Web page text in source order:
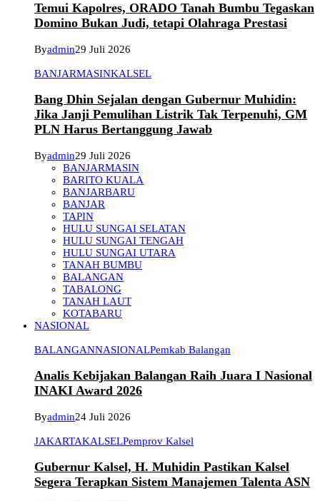
Temui Kapolres, ORADO Tanah Bumbu Tegaskan
Domino Bukan Judi, tetapi Olahraga Prestasi
Byadmin29 Juli 2026
BANJARMASINKALSEL
Bang Dhin Sejalan dengan Gubernur Muhidin:
Jika Janji Pemulihan Listrik Tak Terpenuhi, GM
PLN Harus Bertanggung Jawab
Byadmin29 Juli 2026
BANJARMASIN
BARITO KUALA
BANJARBARU
BANJAR
TAPIN
HULU SUNGAI SELATAN
HULU SUNGAI TENGAH
HULU SUNGAI UTARA
TANAH BUMBU
BALANGAN
TABALONG
TANAH LAUT
KOTABARU
NASIONAL
BALANGANNASIONALPemkab Balangan
Analis Kebijakan Balangan Raih Juara I Nasional
INAKI Award 2026
Byadmin24 Juli 2026
JAKARTAKALSELPemprov Kalsel
Gubernur Kalsel, H. Muhidin Pastikan Kalsel
Segera Terapkan Sistem Manajemen Talenta ASN